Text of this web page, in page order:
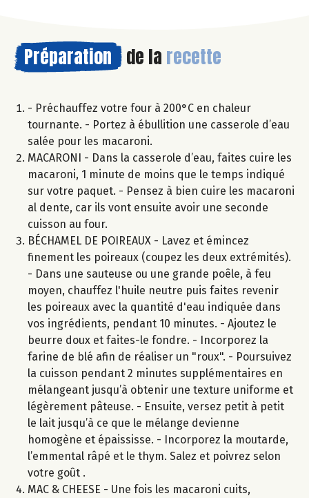
Préparation de la recette
- Préchauffez votre four à 200°C en chaleur
tournante. - Portez à ébullition une casserole d’eau
salée pour les macaroni.
MACARONI - Dans la casserole d’eau, faites cuire les
macaroni, 1 minute de moins que le temps indiqué
sur votre paquet. - Pensez à bien cuire les macaroni
al dente, car ils vont ensuite avoir une seconde
cuisson au four.
BÉCHAMEL DE POIREAUX - Lavez et émincez
finement les poireaux (coupez les deux extrémités).
- Dans une sauteuse ou une grande poêle, à feu
moyen, chauffez l'huile neutre puis faites revenir
les poireaux avec la quantité d'eau indiquée dans
vos ingrédients, pendant 10 minutes. - Ajoutez le
beurre doux et faites-le fondre. - Incorporez la
farine de blé afin de réaliser un "roux". - Poursuivez
la cuisson pendant 2 minutes supplémentaires en
mélangeant jusqu’à obtenir une texture uniforme et
légèrement pâteuse. - Ensuite, versez petit à petit
le lait jusqu’à ce que le mélange devienne
homogène et épaississe. - Incorporez la moutarde,
l’emmental râpé et le thym. Salez et poivrez selon
votre goût .
MAC & CHEESE - Une fois les macaroni cuits,